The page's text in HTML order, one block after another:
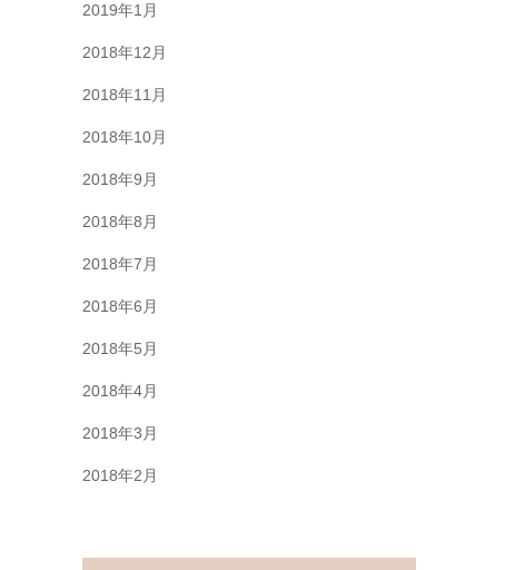
2019年1月
2018年12月
2018年11月
2018年10月
2018年9月
2018年8月
2018年7月
2018年6月
2018年5月
2018年4月
2018年3月
2018年2月